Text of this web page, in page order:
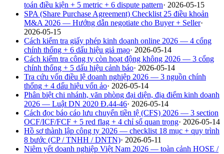
toán điều kiện + 5 metric + 6 dispute pattern· 2026-05-15
SPA (Share Purchase Agreement) Checklist 25 điều khoản
M&A 2026 — Hướng dẫn negotiate cho Buyer + Seller·
2026-05-15
Cách kiểm tra giấy phép kinh doanh online 2026 — 4 cổng
chính thống + 6 dấu hiệu giả mạo· 2026-05-14
Cách kiểm tra công ty còn hoạt động không 2026 — 3 cổng
chính thống + 5 dấu hiệu cảnh báo· 2026-05-14
Tra cứu vốn điều lệ doanh nghiệp 2026 — 3 nguồn chính
thống + 4 dấu hiệu vốn ảo· 2026-05-14
Phân biệt chi nhánh, văn phòng đại diện, địa điểm kinh doanh
2026 — Luật DN 2020 Đ.44-46· 2026-05-14
Cách đọc báo cáo lưu chuyển tiền tệ (CFS) 2026 — 3 section
OCF/ICF/FCF + 5 red flag + 4 chỉ số quan trọng· 2026-05-14
Hồ sơ thành lập công ty 2026 — checklist 18 mục + quy trình
8 bước (CP / TNHH / DNTN)· 2026-05-11
Niêm yết doanh nghiệp Việt Nam 2026 — toàn cảnh HOSE /